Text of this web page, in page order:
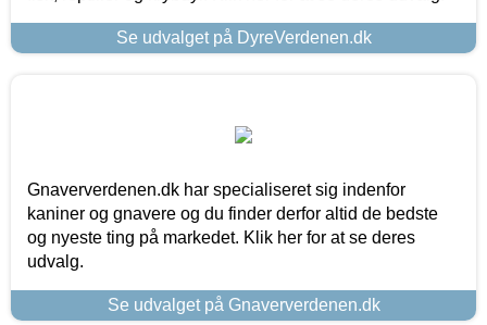
Se udvalget på DyreVerdenen.dk
Gnaververdenen.dk har specialiseret sig indenfor
kaniner og gnavere og du finder derfor altid de bedste
og nyeste ting på markedet. Klik her for at se deres
udvalg.
Se udvalget på Gnaververdenen.dk